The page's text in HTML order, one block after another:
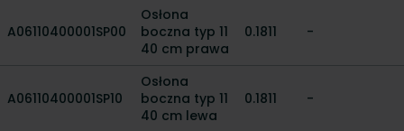
A06110400001SP00
Osłona
boczna typ 11
40 cm prawa
0.1811 -
A06110400001SP10
Osłona
boczna typ 11
40 cm lewa
0.1811 -